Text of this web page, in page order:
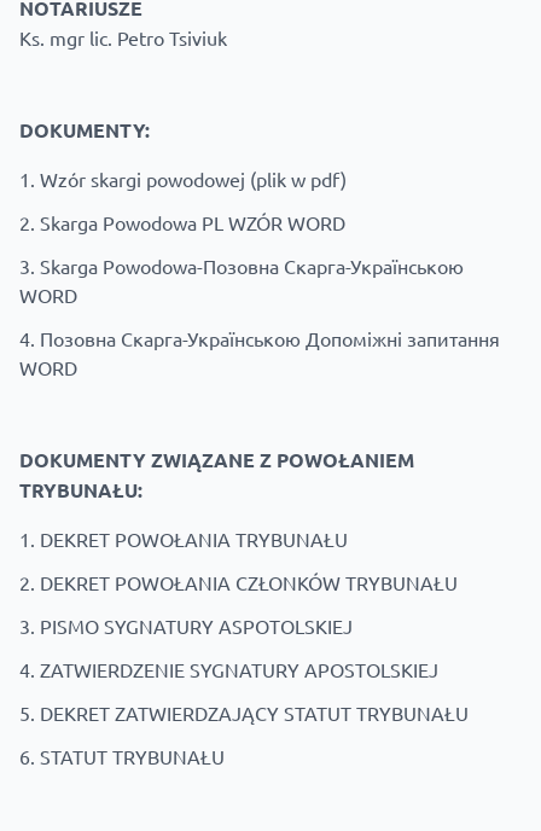
NOTARIUSZE
Ks. mgr lic. Petro Tsiviuk
DOKUMENTY:
1. Wzór skargi powodowej (plik w pdf)
2. Skarga Powodowa PL WZÓR WORD
3. Skarga Powodowa-Позовна Скарга-Українською
WORD
4. Позовна Скарга-Українською Допоміжні запитання
WORD
DOKUMENTY ZWIĄZANE Z POWOŁANIEM
TRYBUNAŁU:
1. DEKRET POWOŁANIA TRYBUNAŁU
2. DEKRET POWOŁANIA CZŁONKÓW TRYBUNAŁU
3. PISMO SYGNATURY ASPOTOLSKIEJ
4. ZATWIERDZENIE SYGNATURY APOSTOLSKIEJ
5. DEKRET ZATWIERDZAJĄCY STATUT TRYBUNAŁU
6. STATUT TRYBUNAŁU